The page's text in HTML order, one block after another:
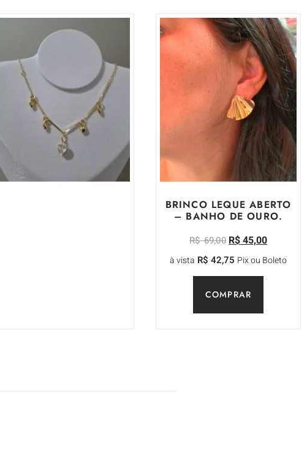
COLAR CORAÇÕES
BANHADO A OURO.
R$ 85,00 65,00
Parcele em 2x de R$32,50
s/ juros
R$61,75 Pix ou Boleto
COMPRAR
BRINCO LEQUE ABERTO
– BANHO DE OURO.
R$69,00 R$45,00
à vista R$ 42,75 Pix ou Boleto
COMPRAR